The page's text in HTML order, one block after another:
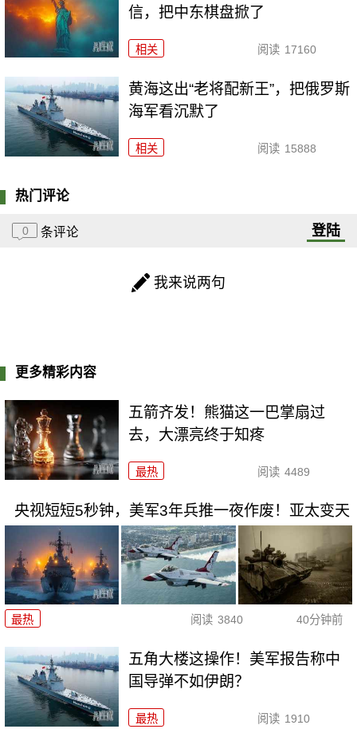
信，把中东棋盘掀了
相关 阅读 17160
黄海这出“老将配新王”，把俄罗斯
海军看沉默了
相关 阅读 15888
热门评论
0 条评论 登陆
我来说两句
更多精彩内容
五箭齐发！熊猫这一巴掌扇过
去，大漂亮终于知疼
最热 阅读 4489
央视短短5秒钟，美军3年兵推一夜作废！亚太变天
最热 阅读 3840 40分钟前
五角大楼这操作！美军报告称中
国导弹不如伊朗？
最热 阅读 1910